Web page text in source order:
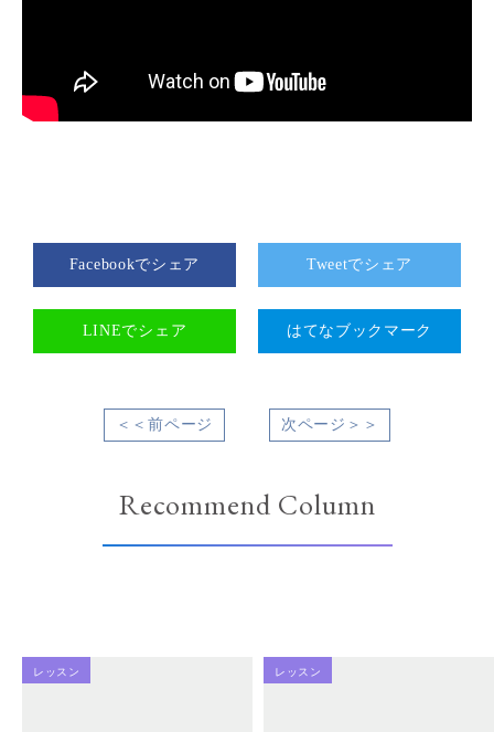
Facebookでシェア Tweetでシェア
LINEでシェア はてなブックマーク
＜＜前ページ 次ページ＞＞
Recommend Column
レッスン レッスン